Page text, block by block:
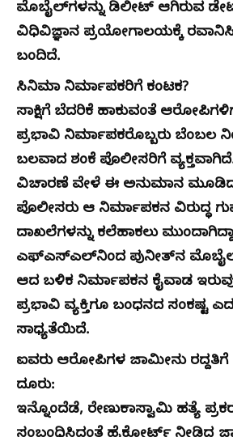
ಮೊಬೈಲ್‌ಗಳನ್ನು ಡಿಲೀಟ್ ಆಗಿರುವ
ವಿಧಿವಿಜ್ಞಾನ ಪ್ರಯೋಗಾಲಯಕ್ಕೆ
ಬಂದಿದೆ.
ಸಿನಿಮಾ ನಿರ್ಮಾಪಕರಿಗೆ ಕಂಟಕ?
ಸಾಕ್ಷಿಗೆ ಬೆದರಿಕೆ ಹಾಕುವಂತೆ
ಪ್ರಭಾವಿ ನಿರ್ಮಾಪಕರೊಬ್ಬರು ಬೆಂಬಲ
ಬಲವಾದ ಶಂಕೆ ಪೊಲೀಸರಿಗೆ
ವಿಚಾರಣೆ ವೇಳೆ ಈ ಅನುಮಾನ
ಪೊಲೀಸರು ಆ ನಿರ್ಮಾಪಕನ ವಿರುದ್ಧ
ದಾಖಲೆಗಳನ್ನು ಕಲೆಹಾಕಲು
ಎಫ್‌ಎಸ್‌ಎಲ್‌ನಿಂದ ಪುನೀತ್‌ನ
ಆದ ಬಳಿಕ ನಿರ್ಮಾಪಕನ ಕೈವಾಡ
ಪ್ರಭಾವಿ ವ್ಯಕ್ತಿಗೂ ಬಂಧನದ ಸಂಕಷ್ಟ
ಸಾಧ್ಯತೆಯಿದೆ.
ಐವರು ಆರೋಪಿಗಳ ಜಾಮೀನು ರದ್ದತಿಗೆ
ದೂರು:
ಇನ್ನೊಂದೆಡೆ, ರೇಣುಕಾಸ್ವಾಮಿ ಹತ್ಯೆ